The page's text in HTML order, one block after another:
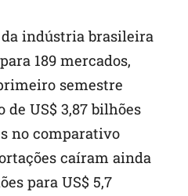
da indústria brasileira
189 mercados,
semestre
de US$ 3,87 bilhões
no comparativo
caíram ainda
para US$ 5,7